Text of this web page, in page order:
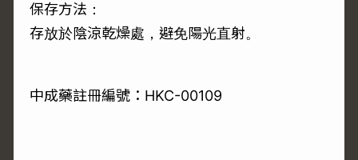
保存方法：
存放於陰涼乾燥處，避免陽光直射。
中成藥註冊編號：HKC-00109